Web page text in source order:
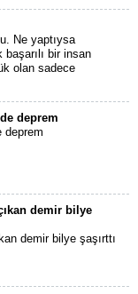
Ne yaptıysa
bir insan
olan sadece
deprem
deprem
demir bilye
demir bilye şaşırttı